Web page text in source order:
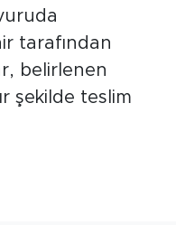
tarafından
belirlenen
şekilde teslim